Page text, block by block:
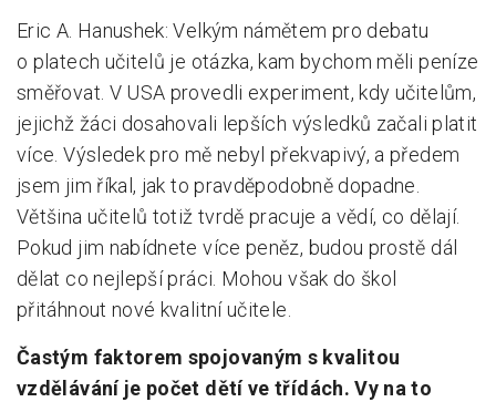
Eric A. Hanushek: Velkým námětem pro debatu
o platech učitelů je otázka, kam bychom měli peníze
směřovat. V USA provedli experiment, kdy učitelům,
jejichž žáci dosahovali lepších výsledků začali platit
více. Výsledek pro mě nebyl překvapivý, a předem
jsem jim říkal, jak to pravděpodobně dopadne.
Většina učitelů totiž tvrdě pracuje a vědí, co dělají.
Pokud jim nabídnete více peněz, budou prostě dál
dělat co nejlepší práci. Mohou však do škol
přitáhnout nové kvalitní učitele.
Častým faktorem spojovaným s kvalitou
vzdělávání je počet dětí ve třídách. Vy na to